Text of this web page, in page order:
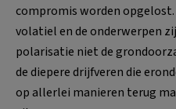
compromis worden
volatiel en de onderwerpen
polarisatie niet de
de diepere drijfveren die
op allerlei manieren terug